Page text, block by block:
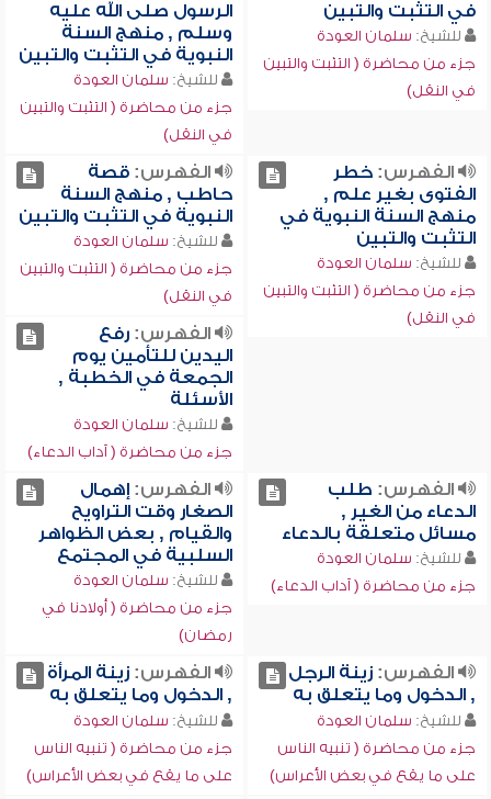
في التثبت والتبين
للشيخ: سلمان العودة
جزء من محاضرة ( التثبت والتبين
في النقل)
الرسول صلى الله عليه
وسلم , منهج السنة
النبوية في التثبت والتبين
للشيخ: سلمان العودة
جزء من محاضرة ( التثبت والتبين
في النقل)
الفهرس:خطر
الفتوى بغير علم ,
منهج السنة النبوية في
التثبت والتبين
للشيخ: سلمان العودة
جزء من محاضرة ( التثبت والتبين
في النقل)
الفهرس:قصة
حاطب , منهج السنة
النبوية في التثبت والتبين
للشيخ: سلمان العودة
جزء من محاضرة ( التثبت والتبين
في النقل)
الفهرس:رفع
اليدين للتأمين يوم
الجمعة في الخطبة ,
الأسئلة
للشيخ: سلمان العودة
جزء من محاضرة ( آداب الدعاء)
الفهرس: طلب
الدعاء من الغير ,
مسائل متعلقة بالدعاء
للشيخ: سلمان العودة
جزء من محاضرة ( آداب الدعاء)
الفهرس:إهمال
الصغار وقت التراويح
والقيام , بعض الظواهر
السلبية في المجتمع
للشيخ: سلمان العودة
جزء من محاضرة ( أولادنا في
رمضان)
الفهرس:زينة الرجل
, الدخول وما يتعلق به
للشيخ: سلمان العودة
جزء من محاضرة ( تنبيه الناس
على ما يقع في بعض الأعراس)
الفهرس:زينة المرأة
, الدخول وما يتعلق به
للشيخ: سلمان العودة
جزء من محاضرة ( تنبيه الناس
على ما يقع في بعض الأعراس)